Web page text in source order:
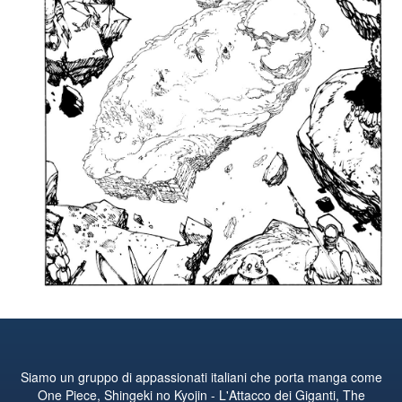
Siamo un gruppo di appassionati italiani che porta manga come
One Piece, Shingeki no Kyojin - L'Attacco dei Giganti, The